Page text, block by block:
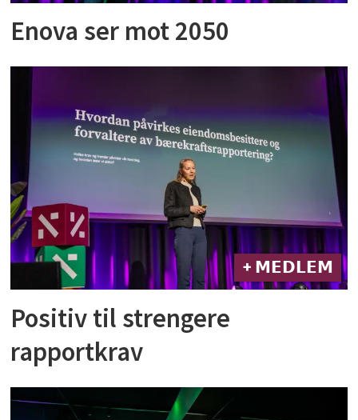
Enova ser mot 2050
+ 𝗠𝗘𝗗𝗟𝗘𝗠
Positiv til strengere
rapportkrav